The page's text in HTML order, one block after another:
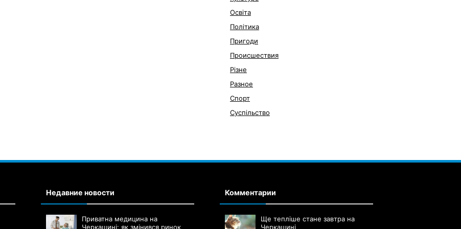
Освіта
Політика
Пригоди
Происшествия
Різне
Разное
Спорт
Суспільство
Недавние новости
Приватна медицина на
Черкащині: як змінився ринок
Комментарии
Ще тепліше стане завтра на
Черкащині